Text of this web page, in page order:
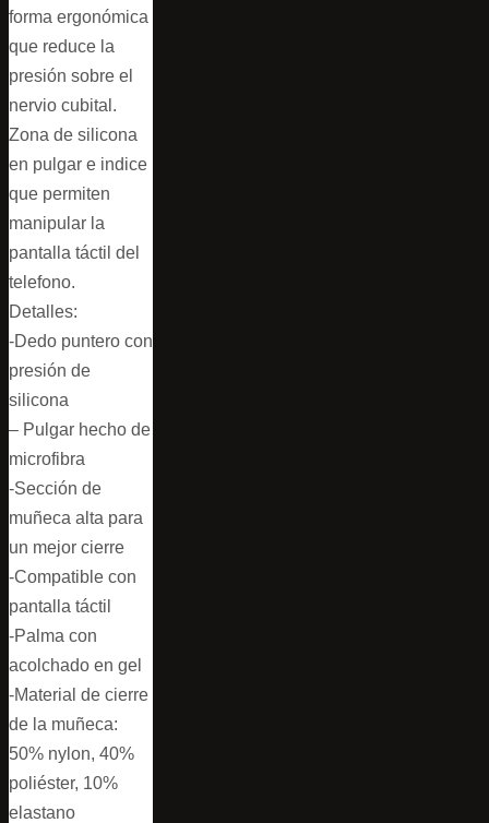
forma ergonómica
que reduce la
presión sobre el
nervio cubital.
Zona de silicona
en pulgar e indice
que permiten
manipular la
pantalla táctil del
telefono.
Detalles:
-Dedo puntero con
presión de
silicona
– Pulgar hecho de
microfibra
-Sección de
muñeca alta para
un mejor cierre
-Compatible con
pantalla táctil
-Palma con
acolchado en gel
-Material de cierre
de la muñeca:
50% nylon, 40%
poliéster, 10%
elastano